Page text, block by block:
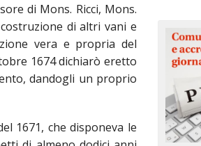
E AL LAVORO
di Mons. Ricci, Mons.
di altri vani e
vera e propria del
1674 dichiarò eretto
dandogli un proprio
1671, che disponeva le